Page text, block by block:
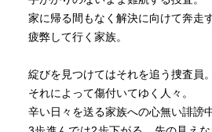
家に帰る間もなく解決に向けて奔走
疲弊して行く家族。
綻びを見つけてはそれを追う捜査員。
それによって傷付いてゆく人々。
辛い日々を送る家族への心無い誹謗中